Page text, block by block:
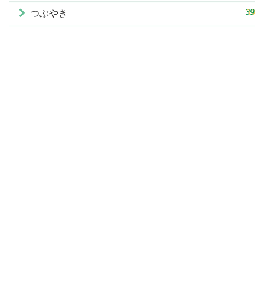
つぶやき 39